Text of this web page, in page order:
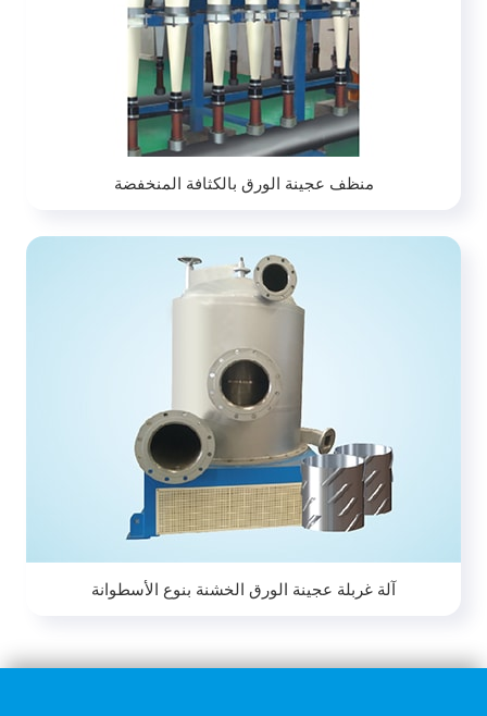
منظف عجينة الورق بالكثافة المنخفضة
آلة غربلة عجينة الورق الخشنة بنوع الأسطوانة